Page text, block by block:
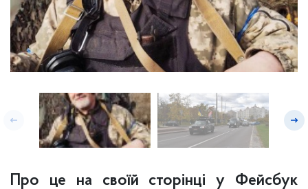
Про це на своїй сторінці у Фейсбук